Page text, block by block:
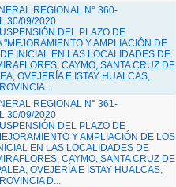
REGIONAL N° 360-
30/09/2020
DEL PLAZO DE
"MEJORAMIENTO Y AMPLIACIÓN DE
INICIAL EN LAS LOCALIDADES DE
CAYMO, SANTA CRUZ DE
OVEJERÍA E ISTAY HUALCAS,
...
REGIONAL N° 361-
30/09/2020
DEL PLAZO DE
Y AMPLIACIÓN DE LOS
EN LAS LOCALIDADES DE
CAYMO, SANTA CRUZ DE
OVEJERÍA E ISTAY HUALCAS,
D...